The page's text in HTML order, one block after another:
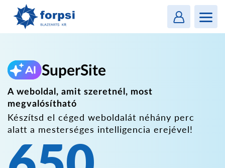
SuperSite
A weboldal, amit szeretnél, most
megvalósítható
Készítsd el céged weboldalát néhány perc
alatt a mesterséges intelligencia erejével!
MENU
Login